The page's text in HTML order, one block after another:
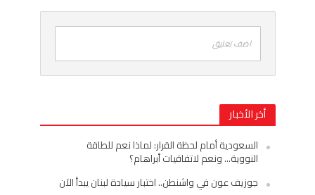
اضف تعليق
أخر الأخبار
السعودية أمام لحظة القرار: لماذا نعم للطاقة
النووية… ونعم لاتفاقيات أبراهام؟
جوزيف عون في واشنطن.. اختبار سيادة لبنان يبدأ الآن